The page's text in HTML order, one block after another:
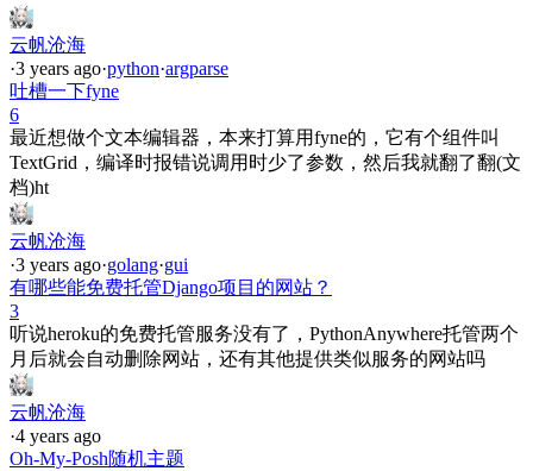
云帆沧海
·3 years ago·python·argparse
吐槽一下fyne
6
最近想做个文本编辑器，本来打算用fyne的，它有个组件叫
TextGrid，编译时报错说调用时少了参数，然后我就翻了翻(文
档)ht
云帆沧海
·3 years ago·golang·gui
有哪些能免费托管Django项目的网站？
3
听说heroku的免费托管服务没有了，PythonAnywhere托管两个
月后就会自动删除网站，还有其他提供类似服务的网站吗
云帆沧海
·4 years ago
Oh-My-Posh随机主题